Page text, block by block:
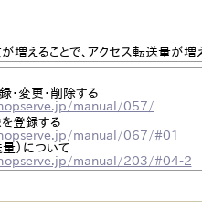
増えることで、アクセス転送量が
・変更・削除する
manual/057/
登録する
manual/067/#01
）について
manual/203/#04-2